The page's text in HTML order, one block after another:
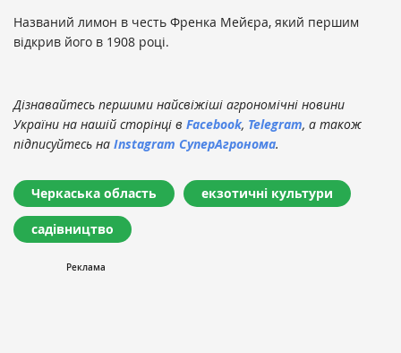
Названий лимон в честь Френка Мейєра, який першим
відкрив його в 1908 році.
Дізнавайтесь першими найсвіжіші агрономічні новини
України на нашій сторінці в Facebook, Telegram, а також
підписуйтесь на Instagram СуперАгронома.
Черкаська область екзотичні культури
садівництво